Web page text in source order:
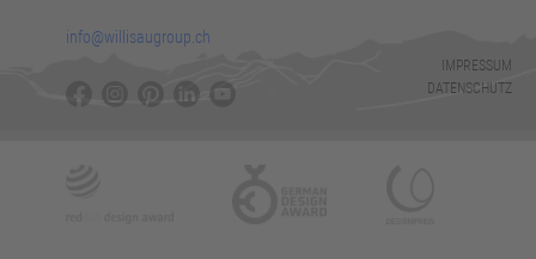
info@willisaugroup.ch
IMPRESSUM
DATENSCHUTZ